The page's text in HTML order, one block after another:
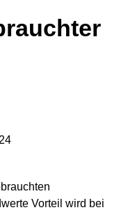
24
Vorteil wird bei